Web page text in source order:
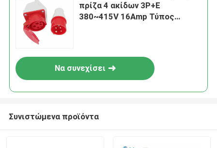
πρίζα 4 ακίδων 3P+E
380~415V 16Amp Τύπος
Να συνεχίσει
Συνιστώμενα προϊόντα